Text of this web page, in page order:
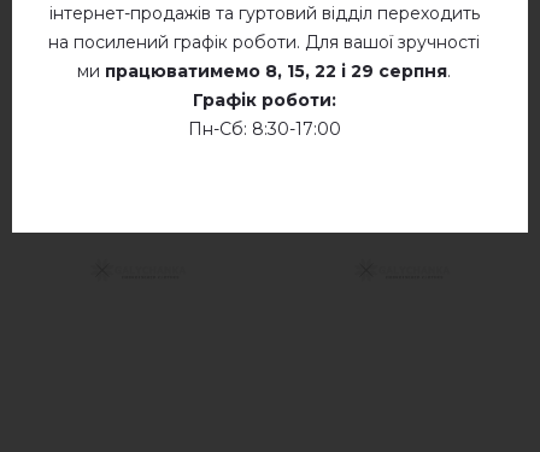
СХОЖІ ТОВАРИ
інтернет-продажів та гуртовий відділ переходить
на посилений графік роботи. Для вашої зручності
ми працюватимемо 8, 15, 22 і 29 серпня.
Графік роботи:
Пн-Сб: 8:30-17:00